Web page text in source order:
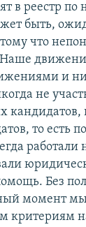
в реестр
быть,
что
и
не
то есть
работали
Без
момент
критериям